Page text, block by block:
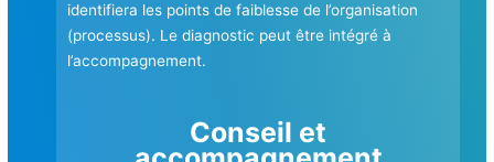
identifiera les points de faiblesse de l’organisation
(processus). Le diagnostic peut être intégré à
l’accompagnement.
Conseil et